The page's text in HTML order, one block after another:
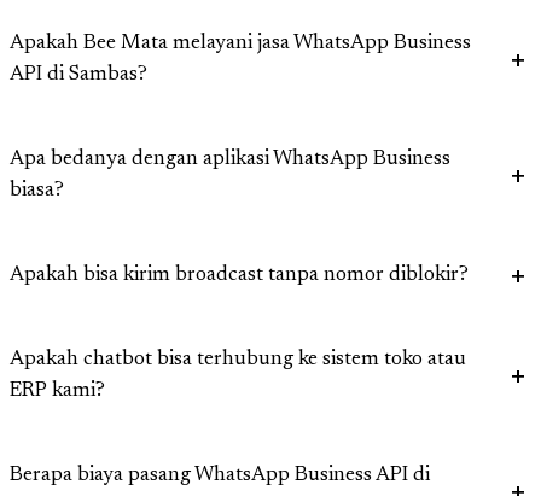
Apakah Bee Mata melayani jasa WhatsApp Business
API di Sambas?
Apa bedanya dengan aplikasi WhatsApp Business
biasa?
Apakah bisa kirim broadcast tanpa nomor diblokir?
Apakah chatbot bisa terhubung ke sistem toko atau
ERP kami?
Berapa biaya pasang WhatsApp Business API di